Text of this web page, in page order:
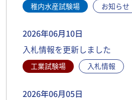
稚内水産試験場 お知らせ
2026年06月10日
入札情報を更新しました
工業試験場 入札情報
2026年06月05日